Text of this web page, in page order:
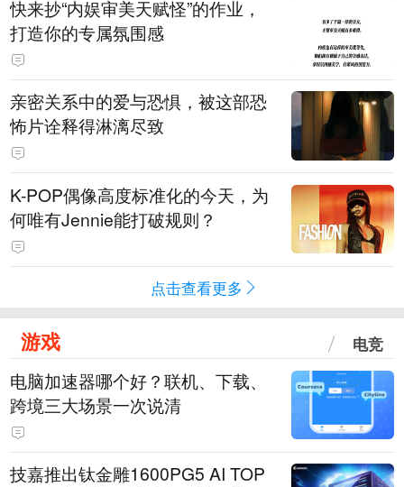
快来抄“内娱审美天赋怪”的作业，
打造你的专属氛围感
亲密关系中的爱与恐惧，被这部恐
怖片诠释得淋漓尽致
K-POP偶像高度标准化的今天，为
何唯有Jennie能打破规则？
点击查看更多
游戏 电竞
电脑加速器哪个好？联机、下载、
跨境三大场景一次说清
技嘉推出钛金雕1600PG5 AI TOP